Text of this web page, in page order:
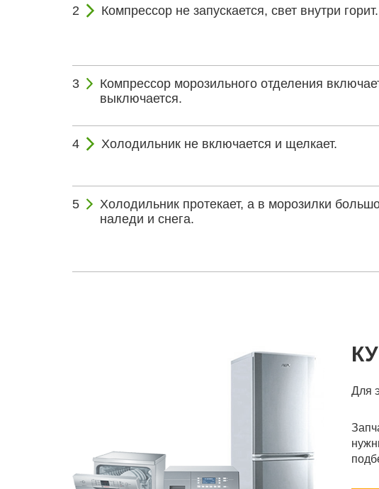
Компрессор не запускается, свет внутри горит.
Компрессор морозильного отделения
выключается.
Холодильник не включается и щелкает.
Холодильник протекает, а в морозилки
наледи и снега.
Для